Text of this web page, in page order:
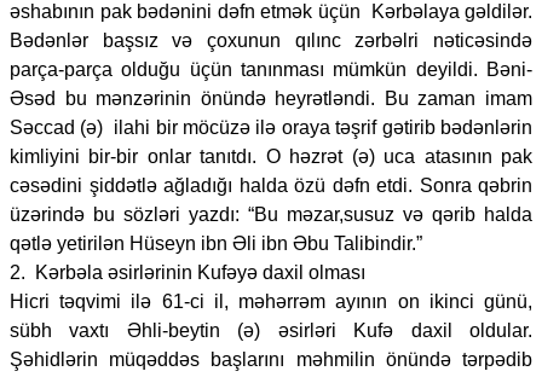
əshabının pak bədənini dəfn etmək üçün Kərbəlaya gəldilər.
Bədənlər başsız və çoxunun qılınc zərbəlri nəticəsində
parça-parça olduğu üçün tanınması mümkün deyildi. Bəni-
Əsəd bu mənzərinin önündə heyrətləndi. Bu zaman imam
Səccad (ə) ilahi bir möcüzə ilə oraya təşrif gətirib bədənlərin
kimliyini bir-bir onlar tanıtdı. O həzrət (ə) uca atasının pak
cəsədini şiddətlə ağladığı halda özü dəfn etdi. Sonra qəbrin
üzərində bu sözləri yazdı: “Bu məzar,susuz və qərib halda
qətlə yetirilən Hüseyn ibn Əli ibn Əbu Talibindir.”
2. Kərbəla əsirlərinin Kufəyə daxil olması
Hicri təqvimi ilə 61-ci il, məhərrəm ayının on ikinci günü,
sübh vaxtı Əhli-beytin (ə) əsirləri Kufə daxil oldular.
Şəhidlərin müqəddəs başlarını məhmilin önündə tərpədib